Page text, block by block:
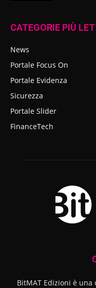
CATEGORIE PIÙ
News
Portale Focus On
Portale Evidenza
Sicurezza
Portale Slider
FinanceTech
BitMAT Edizioni è